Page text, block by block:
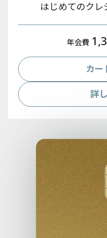
はじめてのクレ
年会費
カー
詳